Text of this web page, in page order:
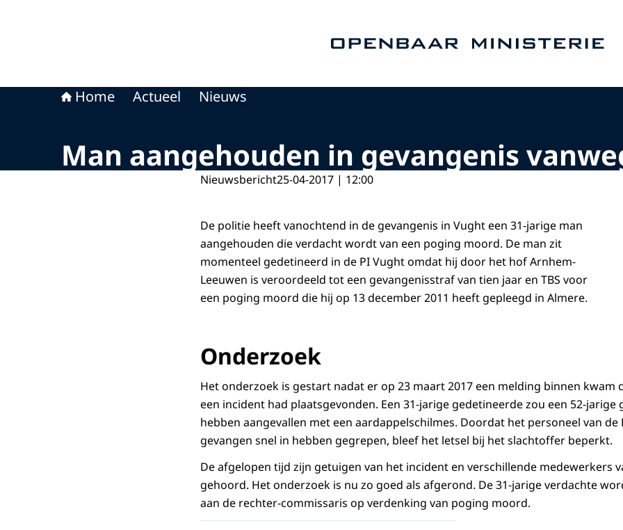
Home Actueel Nieuws
Man aangehouden in gevangenis
Nieuwsbericht25-04-2017 | 12:00
De politie heeft vanochtend in de gevangenis in Vught een 31-jarige man
aangehouden die verdacht wordt van een poging moord. De man zit
momenteel gedetineerd in de PI Vught omdat hij door het hof Arnhem-
Leeuwen is veroordeeld tot een gevangenisstraf van tien jaar en TBS voor
een poging moord die hij op 13 december 2011 heeft gepleegd in Almere.
Onderzoek
Het onderzoek is gestart nadat er op 23 maart 2017 een melding binnen kwam
een incident had plaatsgevonden. Een 31-jarige gedetineerde zou een 52-jarige
hebben aangevallen met een aardappelschilmes. Doordat het personeel van de
gevangen snel in hebben gegrepen, bleef het letsel bij het slachtoffer beperkt.
De afgelopen tijd zijn getuigen van het incident en verschillende medewerkers
gehoord. Het onderzoek is nu zo goed als afgerond. De 31-jarige verdachte
aan de rechter-commissaris op verdenking van poging moord.